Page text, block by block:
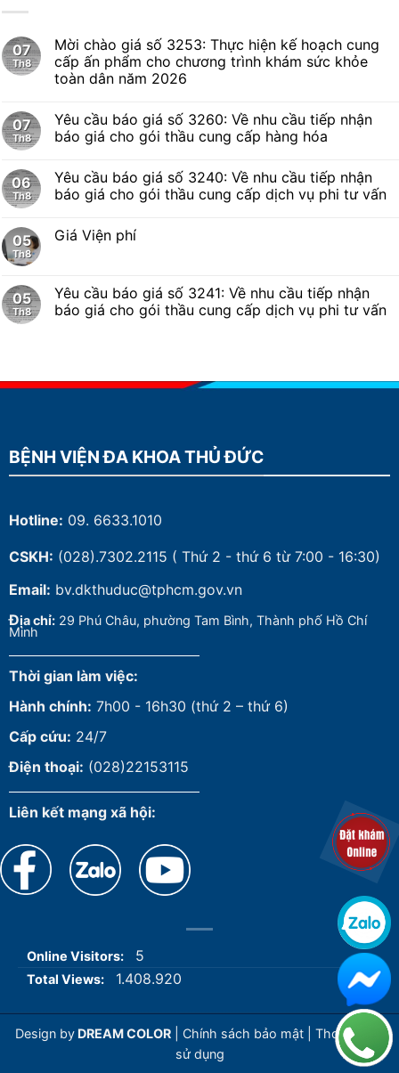
07
Th8
Mời chào giá số 3253: Thực hiện kế hoạch cung
cấp ấn phẩm cho chương trình khám sức khỏe
toàn dân năm 2026
07
Th8
Yêu cầu báo giá số 3260: Về nhu cầu tiếp nhận
báo giá cho gói thầu cung cấp hàng hóa
06
Th8
Yêu cầu báo giá số 3240: Về nhu cầu tiếp nhận
báo giá cho gói thầu cung cấp dịch vụ phi tư vấn
05
Th8
Giá Viện phí
05
Th8
Yêu cầu báo giá số 3241: Về nhu cầu tiếp nhận
báo giá cho gói thầu cung cấp dịch vụ phi tư vấn
BỆNH VIỆN ĐA KHOA THỦ ĐỨC
Hotline: 09. 6633.1010
CSKH: (028).7302.2115 ( Thứ 2 - thứ 6 từ 7:00 - 16:30)
Email: bv.dkthuduc@tphcm.gov.vn
Địa chỉ: 29 Phú Châu, phường Tam Bình, Thành phố Hồ Chí
Minh
Thời gian làm việc:
Hành chính: 7h00 - 16h30 (thứ 2 – thứ 6)
Cấp cứu: 24/7
Điện thoại: (028)22153115
Liên kết mạng xã hội:
Online Visitors: 5
Total Views: 1.408.920
Design by DREAM COLOR Chính sách bảo mật
Thoả thuận
sử dụng